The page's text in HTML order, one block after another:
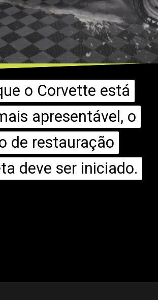
o Corvette está
apresentável, o
de restauração
deve ser iniciado.
o Corvette está
apresentável, o
de restauração
deve ser iniciado.